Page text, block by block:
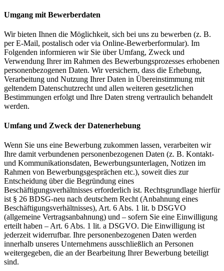
Umgang mit Bewerberdaten
Wir bieten Ihnen die Möglichkeit, sich bei uns zu bewerben (z. B.
per E-Mail, postalisch oder via Online-Bewerberformular). Im
Folgenden informieren wir Sie über Umfang, Zweck und
Verwendung Ihrer im Rahmen des Bewerbungsprozesses erhobenen
personenbezogenen Daten. Wir versichern, dass die Erhebung,
Verarbeitung und Nutzung Ihrer Daten in Übereinstimmung mit
geltendem Datenschutzrecht und allen weiteren gesetzlichen
Bestimmungen erfolgt und Ihre Daten streng vertraulich behandelt
werden.
Umfang und Zweck der Datenerhebung
Wenn Sie uns eine Bewerbung zukommen lassen, verarbeiten wir
Ihre damit verbundenen personenbezogenen Daten (z. B. Kontakt-
und Kommunikationsdaten, Bewerbungsunterlagen, Notizen im
Rahmen von Bewerbungsgesprächen etc.), soweit dies zur
Entscheidung über die Begründung eines
Beschäftigungsverhältnisses erforderlich ist. Rechtsgrundlage hierfür
ist § 26 BDSG-neu nach deutschem Recht (Anbahnung eines
Beschäftigungsverhältnisses), Art. 6 Abs. 1 lit. b DSGVO
(allgemeine Vertragsanbahnung) und – sofern Sie eine Einwilligung
erteilt haben – Art. 6 Abs. 1 lit. a DSGVO. Die Einwilligung ist
jederzeit widerrufbar. Ihre personenbezogenen Daten werden
innerhalb unseres Unternehmens ausschließlich an Personen
weitergegeben, die an der Bearbeitung Ihrer Bewerbung beteiligt
sind.